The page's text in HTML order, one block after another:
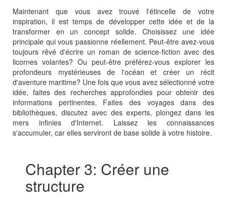
Maintenant que vous avez trouvé l'étincelle de votre
inspiration, il est temps de développer cette idée et de la
transformer en un concept solide. Choisissez une idée
principale qui vous passionne réellement. Peut-être avez-vous
toujours rêvé d'écrire un roman de science-fiction avec des
licornes volantes? Ou peut-être préférez-vous explorer les
profondeurs mystérieuses de l'océan et créer un récit
d'aventure maritime? Une fois que vous avez sélectionné votre
idée, faites des recherches approfondies pour obtenir des
informations pertinentes. Faites des voyages dans des
bibliothèques, discutez avec des experts, plongez dans les
mers infinies d'Internet. Laissez les connaissances
s'accumuler, car elles serviront de base solide à votre histoire.
Chapter 3: Créer une
structure